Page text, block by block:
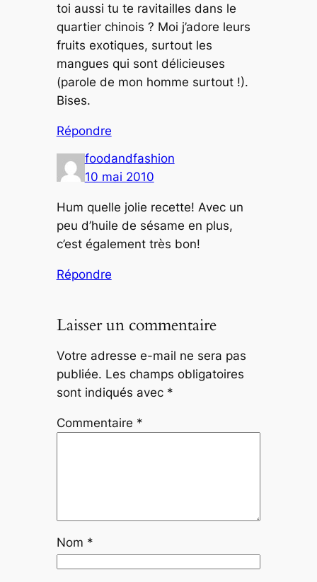
toi aussi tu te ravitailles dans le
quartier chinois ? Moi j’adore leurs
fruits exotiques, surtout les
mangues qui sont délicieuses
(parole de mon homme surtout !).
Bises.
Répondre
foodandfashion
10 mai 2010
Hum quelle jolie recette! Avec un
peu d’huile de sésame en plus,
c’est également très bon!
Répondre
Laisser un commentaire
Votre adresse e-mail ne sera pas
publiée. Les champs obligatoires
sont indiqués avec *
Commentaire *
Nom *